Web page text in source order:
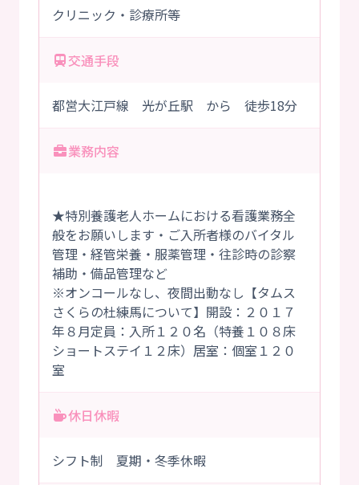
クリニック・診療所等
交通手段
都営大江戸線 光が丘駅 から 徒歩18分
業務内容
★特別養護老人ホームにおける看護業務全
般をお願いします・ご入所者様のバイタル
管理・経管栄養・服薬管理・往診時の診察
補助・備品管理など
※オンコールなし、夜間出動なし【タムス
さくらの杜練馬について】開設：２０１７
年８月定員：入所１２０名（特養１０８床
ショートステイ１２床）居室：個室１２０
室
休日休暇
シフト制 夏期・冬季休暇